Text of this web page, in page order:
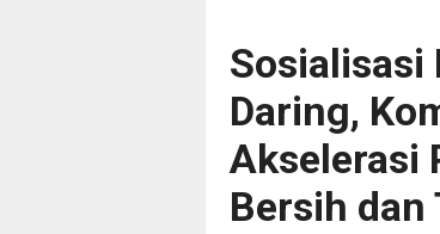
Sosialisasi
Daring,
Akselerasi
Bersih dan